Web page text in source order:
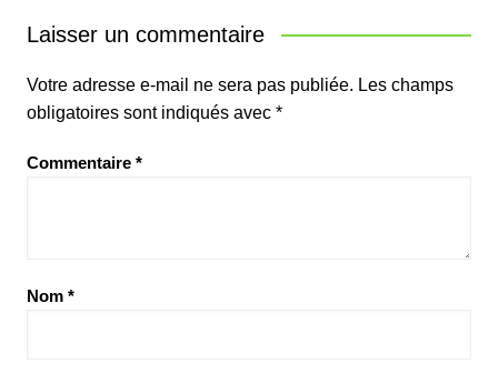
Laisser un commentaire
Votre adresse e-mail ne sera pas publiée. Les champs
obligatoires sont indiqués avec *
Commentaire *
Nom *